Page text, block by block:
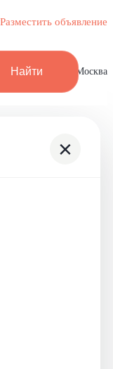
Разместить объявление
Найти Москва
×